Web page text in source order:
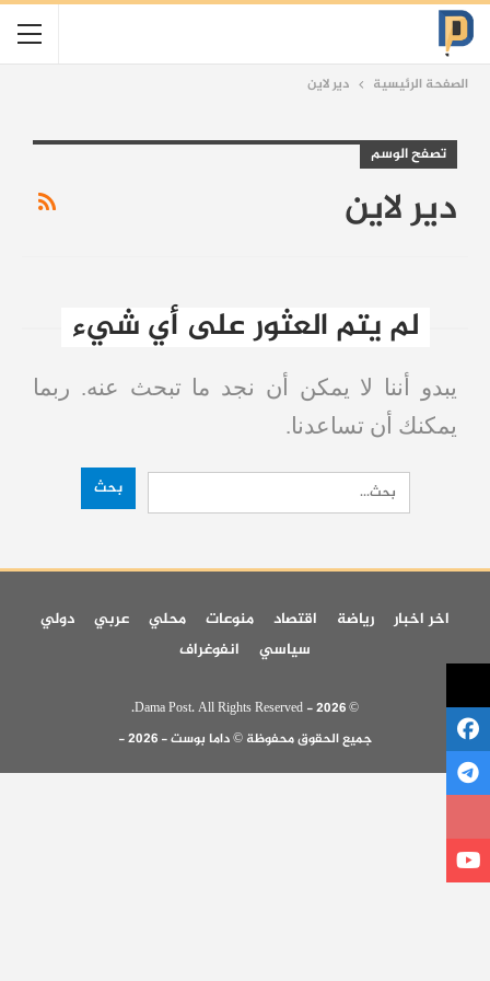
الصفحة الرئيسية دير لاين
تصفح الوسم
دير لاين
لم يتم العثور على أي شيء
يبدو أننا لا يمكن أن نجد ما تبحث عنه. ربما
يمكنك أن تساعدنا.
اخر اخبار رياضة اقتصاد منوعات محلي عربي
دولي
سياسي
انفوغراف
© 2026 - Dama Post. All Rights Reserved.
جميع الحقوق محفوظة © داما بوست - 2026 -